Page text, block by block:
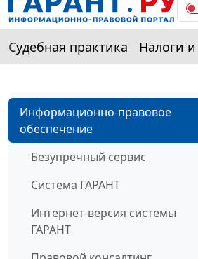
Судебная практика Налоги и
Информационно-правовое
обеспечение
Безупречный сервис
Система ГАРАНТ
Интернет-версия системы
ГАРАНТ